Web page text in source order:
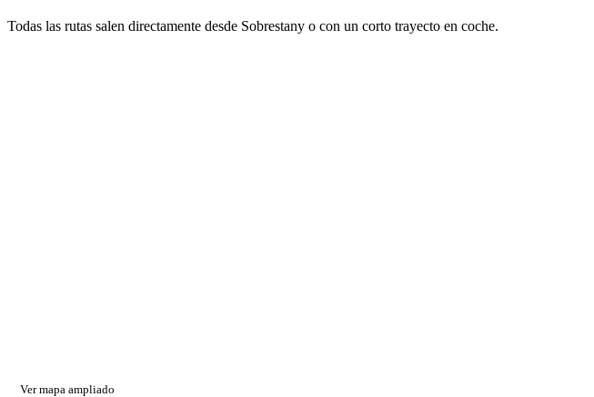
Todas las rutas salen directamente desde Sobrestany o con un corto trayecto en coche.
Ver mapa ampliado